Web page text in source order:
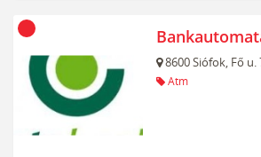
8600Siófok, Fő u.
Atm